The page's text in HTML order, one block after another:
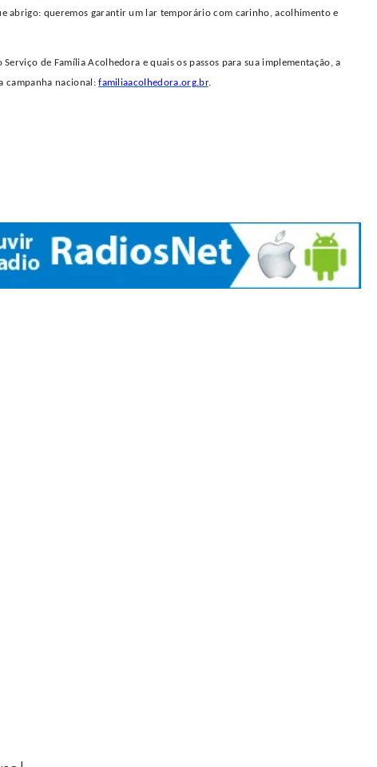
abrigo: queremos garantir um lar temporário com carinho, acolhimento e
de Família Acolhedora e quais os passos para sua implementação, a
campanha nacional:familiaacolhedora.org.br.